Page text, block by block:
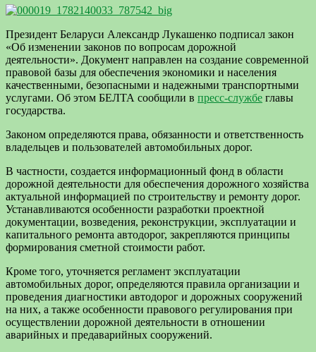
Президент Беларуси Александр Лукашенко подписал закон
«Об изменении законов по вопросам дорожной
деятельности». Документ направлен на создание современной
правовой базы для обеспечения экономики и населения
качественными, безопасными и надежными транспортными
услугами. Об этом БЕЛТА сообщили в пресс-службе главы
государства.
Законом определяются права, обязанности и ответственность
владельцев и пользователей автомобильных дорог.
В частности, создается информационный фонд в области
дорожной деятельности для обеспечения дорожного хозяйства
актуальной информацией по строительству и ремонту дорог.
Устанавливаются особенности разработки проектной
документации, возведения, реконструкции, эксплуатации и
капитального ремонта автодорог, закрепляются принципы
формирования сметной стоимости работ.
Кроме того, уточняется регламент эксплуатации
автомобильных дорог, определяются правила организации и
проведения диагностики автодорог и дорожных сооружений
на них, а также особенности правового регулирования при
осуществлении дорожной деятельности в отношении
аварийных и предаварийных сооружений.